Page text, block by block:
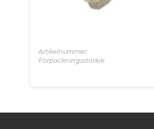
Artikelnummer:
Förpackningsstorlek: